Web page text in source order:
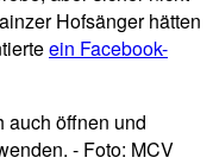
Hofsänger hätten
ein Facebook-